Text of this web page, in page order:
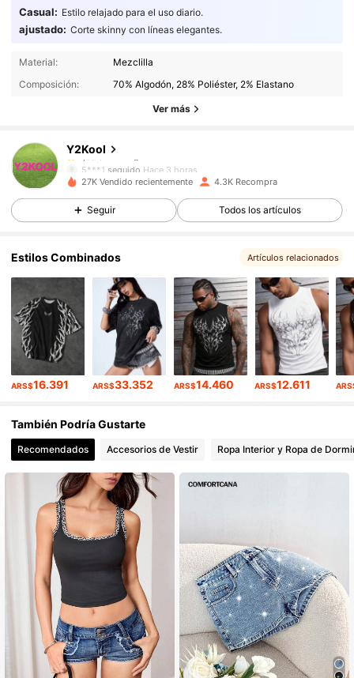
Casual: Estilo relajado para el uso diario.
ajustado: Corte skinny con líneas elegantes.
Material:
Mezclilla
Composición:
70% Algodón, 28% Poliéster, 2% Elastano
Ver más
Y2Kool
4,82
42K Seguidores
5***1 seguido Hace 3 horas
4,82
42K Seguidores
4,82 42K Seguidores
4,82 42K Seguidores
42K Seguidores
42K Seguidores
27K Vendido recientemente 4.3K Recompra
Seguir Todos los artículos
Estilos Combinados Artículos relacionados
ARS$16.391 ARS$33.352 ARS$14.460 ARS$12.611
También Podría Gustarte
Recomendados Accesorios de Vestir Ropa Interior y Ropa de